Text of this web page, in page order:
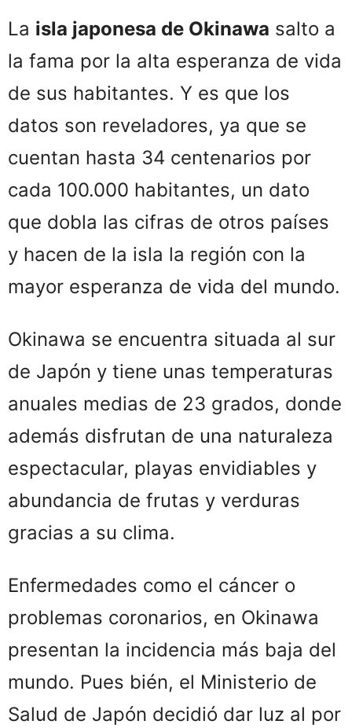
La isla japonesa de Okinawa salto a
la fama por la alta esperanza de vida
de sus habitantes. Y es que los
datos son reveladores, ya que se
cuentan hasta 34 centenarios por
cada 100.000 habitantes, un dato
que dobla las cifras de otros países
y hacen de la isla la región con la
mayor esperanza de vida del mundo.
Okinawa se encuentra situada al sur
de Japón y tiene unas temperaturas
anuales medias de 23 grados, donde
además disfrutan de una naturaleza
espectacular, playas envidiables y
abundancia de frutas y verduras
gracias a su clima.
Enfermedades como el cáncer o
problemas coronarios, en Okinawa
presentan la incidencia más baja del
mundo. Pues bién, el Ministerio de
Salud de Japón decidió dar luz al por